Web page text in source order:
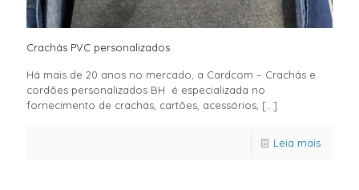
Crachás PVC personalizados
Há mais de 20 anos no mercado, a Cardcom – Crachás e
cordões personalizados BH é especializada no
fornecimento de crachás, cartões, acessórios, […]
Leia mais